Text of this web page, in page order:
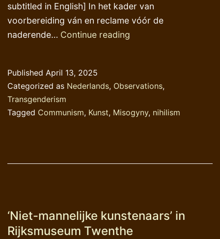
subtitled in English] In het kader van
voorbereiding ván en reclame vóór de
naderende… Continue reading
musea
Published April 13, 2025
Categorized as Nederlands, Observations,
Transgenderism
Tagged Communism, Kunst, Misogyny, nihilism
‘Niet-mannelijke kunstenaars’ in
Rijksmuseum Twenthe